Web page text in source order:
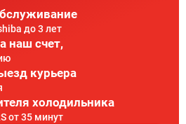
до 3 лет
наш счет,
курьера
холодильника
от 35 минут